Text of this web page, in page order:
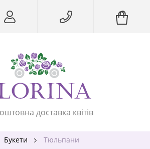
доставка квітів
Букети Тюльпани